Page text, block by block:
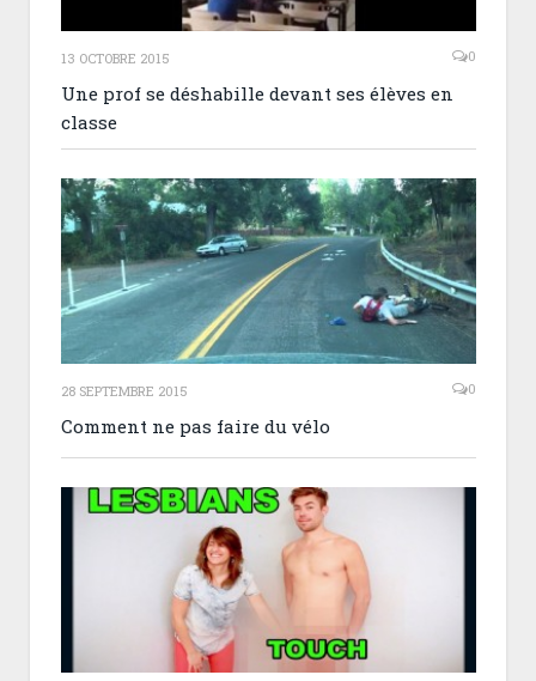
13 OCTOBRE 2015 0
Une prof se déshabille devant ses élèves en
classe
28 SEPTEMBRE 2015 0
Comment ne pas faire du vélo